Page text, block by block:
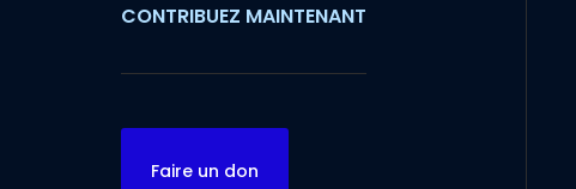
CONTRIBUEZ MAINTENANT
Faire un don